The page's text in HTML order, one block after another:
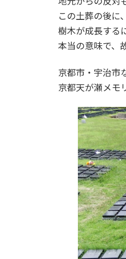
この土葬の後に
樹木が成長する
本当の意味で、
京都市・宇治市
京都天が瀬メモ